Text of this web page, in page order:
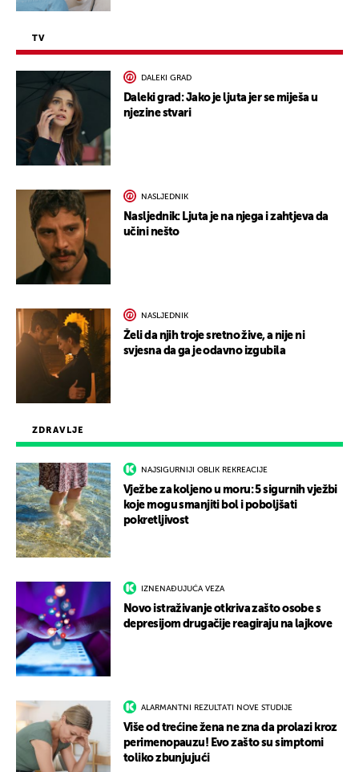
ZDRAVLJE
NAJSIGURNIJI OBLIK REKREACIJE
Vježbe za koljeno u moru: 5 sigurnih vježbi
koje mogu smanjiti bol i poboljšati
pokretljivost
IZNENAĐUJUĆA VEZA
Novo istraživanje otkriva zašto osobe s
depresijom drugačije reagiraju na lajkove
ALARMANTNI REZULTATI NOVE STUDIJE
Više od trećine žena ne zna da prolazi kroz
perimenopauzu! Evo zašto su simptomi
toliko zbunjujući
TV
DALEKI GRAD
Daleki grad: Jako je ljuta jer se miješa u
njezine stvari
NASLJEDNIK
Nasljednik: Ljuta je na njega i zahtjeva da
učini nešto
NASLJEDNIK
Želi da njih troje sretno žive, a nije ni
svjesna da ga je odavno izgubila